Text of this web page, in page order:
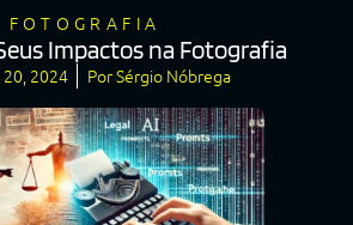
FOTOGRAFIA
Impactos na Fotografia
2024 PorSérgio Nóbrega